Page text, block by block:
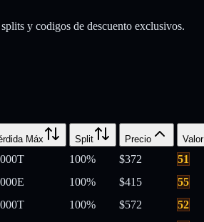
y codigos de descuento exclusivos.
Máx Split Precio Valor
T 100% $372 51
E 100% $415 55
T 100% $572 52